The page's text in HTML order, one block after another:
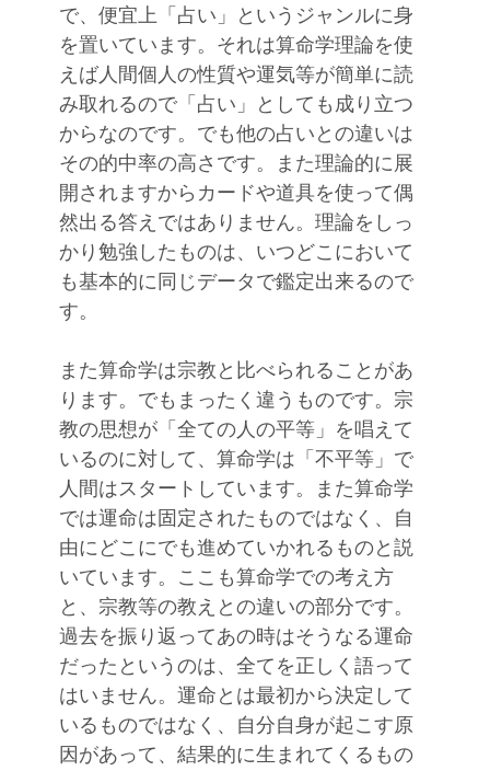
で、便宜上「占い」というジャンルに身
を置いています。それは算命学理論を使
えば人間個人の性質や運気等が簡単に読
み取れるので「占い」としても成り立つ
からなのです。でも他の占いとの違いは
その的中率の高さです。また理論的に展
開されますからカードや道具を使って偶
然出る答えではありません。理論をしっ
かり勉強したものは、いつどこにおいて
も基本的に同じデータで鑑定出来るので
す。
また算命学は宗教と比べられることがあ
ります。でもまったく違うものです。宗
教の思想が「全ての人の平等」を唱えて
いるのに対して、算命学は「不平等」で
人間はスタートしています。また算命学
では運命は固定されたものではなく、自
由にどこにでも進めていかれるものと説
いています。ここも算命学での考え方
と、宗教等の教えとの違いの部分です。
過去を振り返ってあの時はそうなる運命
だったというのは、全てを正しく語って
はいません。運命とは最初から決定して
いるものではなく、自分自身が起こす原
因があって、結果的に生まれてくるもの